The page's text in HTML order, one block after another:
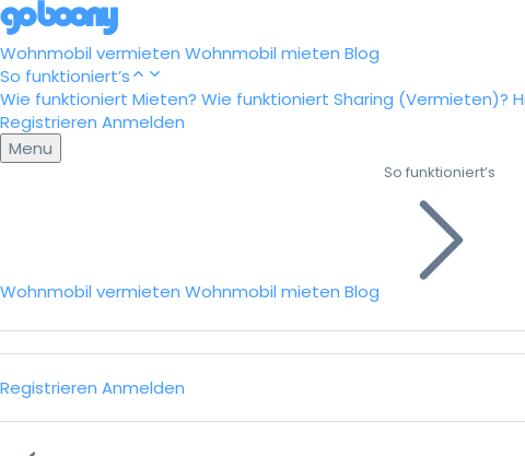
Wohnmobil vermieten Wohnmobil mieten Blog
So funktioniert’s
Wie funktioniert Mieten? Wie funktioniert Sharing (Vermieten)?
Registrieren Anmelden
Menu
Wohnmobil vermieten Wohnmobil mieten Blog
So funktioniert’s
Registrieren Anmelden